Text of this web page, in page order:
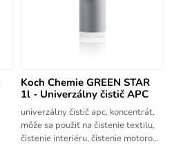
Koch Chemie GREEN STAR
1l - Univerzálny čistič APC
univerzálny čistič apc, koncentrát,
môže sa použiť na čistenie textilu,
čistenie interiéru, čistenie motorov,